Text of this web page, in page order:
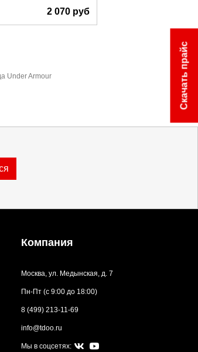
2 070 руб
Under Armour
Компания
Москва, ул. Медынская, д. 7
Пн-Пт (с 9:00 до 18:00)
8 (499) 213-11-69
info@tdoo.ru
Мы в соцсетях:
Скачать прайс